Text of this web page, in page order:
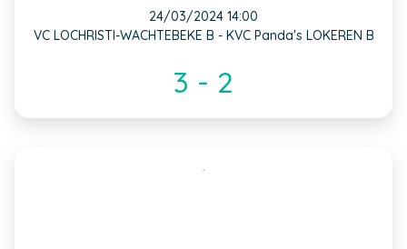
24/03/2024 14:00
VC LOCHRISTI-WACHTEBEKE B - KVC Panda's LOKEREN B
3 - 2
,